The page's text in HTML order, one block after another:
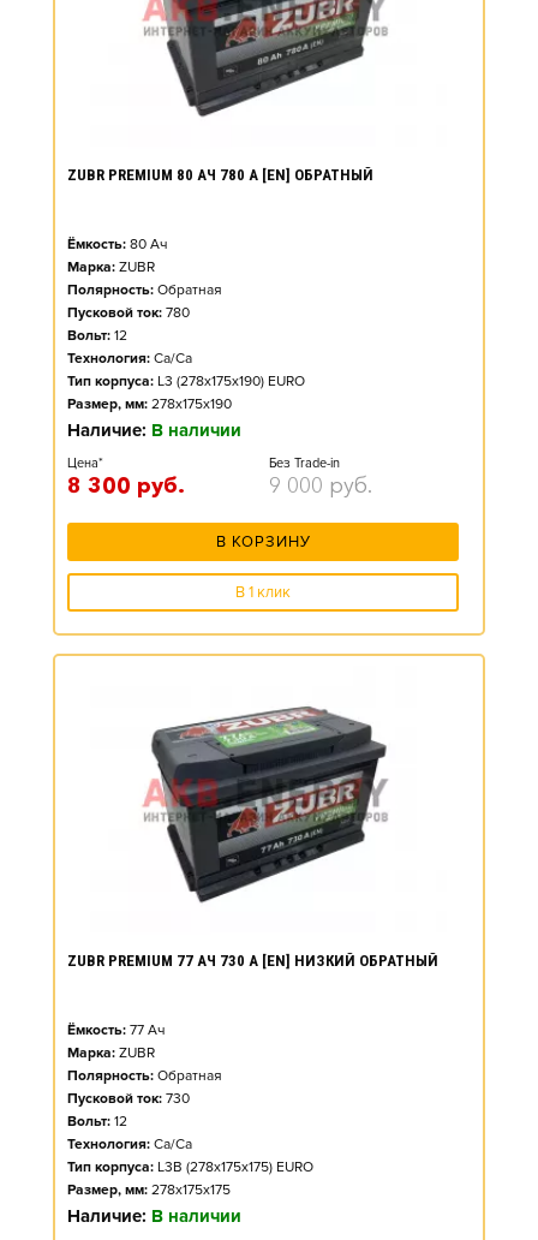
ZUBR PREMIUM 80 АЧ 780 А [EN] ОБРАТНЫЙ
Ёмкость: 80 Ач
Марка: ZUBR
Полярность: Обратная
Пусковой ток: 780
Вольт: 12
Технология: Ca/Ca
Тип корпуса: L3 (278x175x190) EURO
Размер, мм: 278x175x190
Наличие: В наличии
Цена*
8 300 руб.
Без Trade-in
9 000 руб.
В КОРЗИНУ
В 1 клик
ZUBR PREMIUM 77 АЧ 730 А [EN] НИЗКИЙ ОБРАТНЫЙ
Ёмкость: 77 Ач
Марка: ZUBR
Полярность: Обратная
Пусковой ток: 730
Вольт: 12
Технология: Ca/Ca
Тип корпуса: L3B (278x175x175) EURO
Размер, мм: 278x175x175
Наличие: В наличии